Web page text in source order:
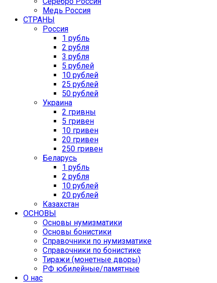
Медь Россия
СТРАНЫ
Россия
1 рубль
2 рубля
3 рубля
5 рублей
10 рублей
25 рублей
50 рублей
Украина
2 гривны
5 гривен
10 гривен
20 гривен
250 гривен
Беларусь
1 рубль
2 рубля
10 рублей
20 рублей
Казахстан
ОСНОВЫ
Основы нумизматики
Основы бонистики
Справочники по нумизматике
Справочники по бонистике
Тиражи (монетные дворы)
РФ юбилейные/памятные
О нас